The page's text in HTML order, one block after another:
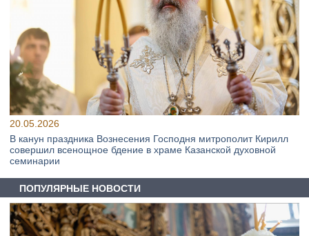
20.05.2026
В канун праздника Вознесения Господня митрополит Кирилл
совершил всенощное бдение в храме Казанской духовной
семинарии
ПОПУЛЯРНЫЕ НОВОСТИ